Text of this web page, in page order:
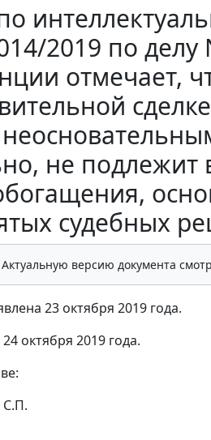
2019 по
отмечает,
не подлежит
судебных
Актуальную версию документа
23 октября 2019 года.
октября 2019 года.
С.П.